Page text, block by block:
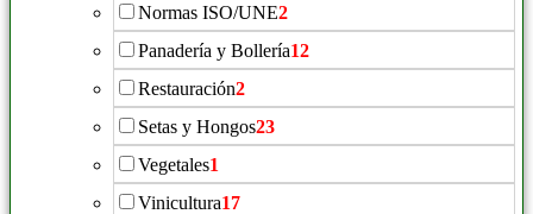
Normas ISO/UNE2
Panadería y Bollería12
Restauración2
Setas y Hongos23
Vegetales1
Vinicultura17